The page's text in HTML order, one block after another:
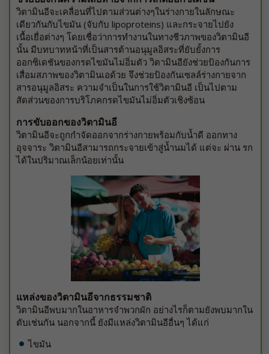
วิตามินอีจะเคลื่อนที่ไปตามส่วนต่างๆในร่างกายในลักษณะ
เดียวกันกับไขมัน (จับกับ lipoproteins) และกระจายไปยัง
เนื้อเยื่อต่างๆ โดยเชื่อว่าการทำงานในทางชีวภาพของวิตามินอี
นั้น มีบทบาทหน้าที่เป็นสารต้านอนุมูลอิสระที่ยับยั้งการ
ออกซิเดชันของกรดไขมันไม่อิ่มตัว วิตามินอียังช่วยป้องกันการ
เสื่อมสภาพของวิตามินเอด้วย จึงช่วยป้องกันเซลล์ร่างกายจาก
สารอนุมูลอิสระ ความจำเป็นในการใช้วิตามินอี เป็นไปตาม
สัดส่วนของการบริโภคกรดไขมันไม่อิ่มตัวเชิงซ้อน
การขับออกของวิตามินอี
วิตามินอีจะถูกกำจัดออกจากร่างกายพร้อมกับน้ำดี ออกทาง
อุจจาระ วิตามินอีสามารถกระจายเข้าสู่น้ำนมได้ แต่จะ ผ่าน รก
ได้ในปริมาณเล็กน้อยเท่านั้น
แหล่งของวิตามินอีจากธรรมชาติ
วิตามินอีพบมากในอาหารจำพวกผัก อย่างไรก็ตามยังพบมากใน
ตับเช่นกัน นอกจากนี้ ยังมีแหล่งวิตามินอีอื่นๆ ได้แก่
ไขมัน